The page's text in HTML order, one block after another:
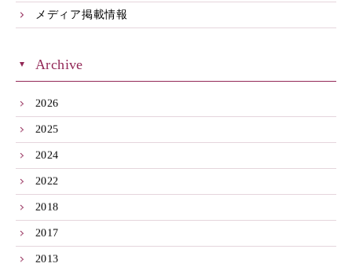
メディア掲載情報
Archive
2026
2025
2024
2022
2018
2017
2013